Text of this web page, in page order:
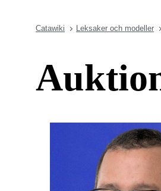
Catawiki Leksaker och modeller